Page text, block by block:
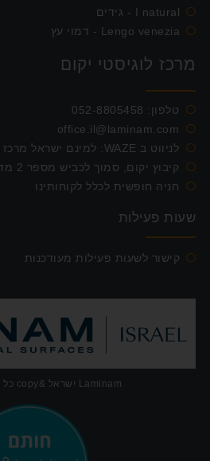
I natural - גידים
Lengo venezia - דמוי עץ
מרכז לוגיסטי יקום
טלפון: 052-8805458
office.il@laminam.com
לניווט ב WAZE: למינם ישראל מרכז לוגיסטי יקום
קיבוץ יקום, סמוך לכביש מספר 2 מדרום לנתניה
חניה חופשית לכלל לקוחותינו
שעות פעילות
קישור לשעות פעילות מעודכנות
Laminam ישראל &copy כל הזכויות שמורות